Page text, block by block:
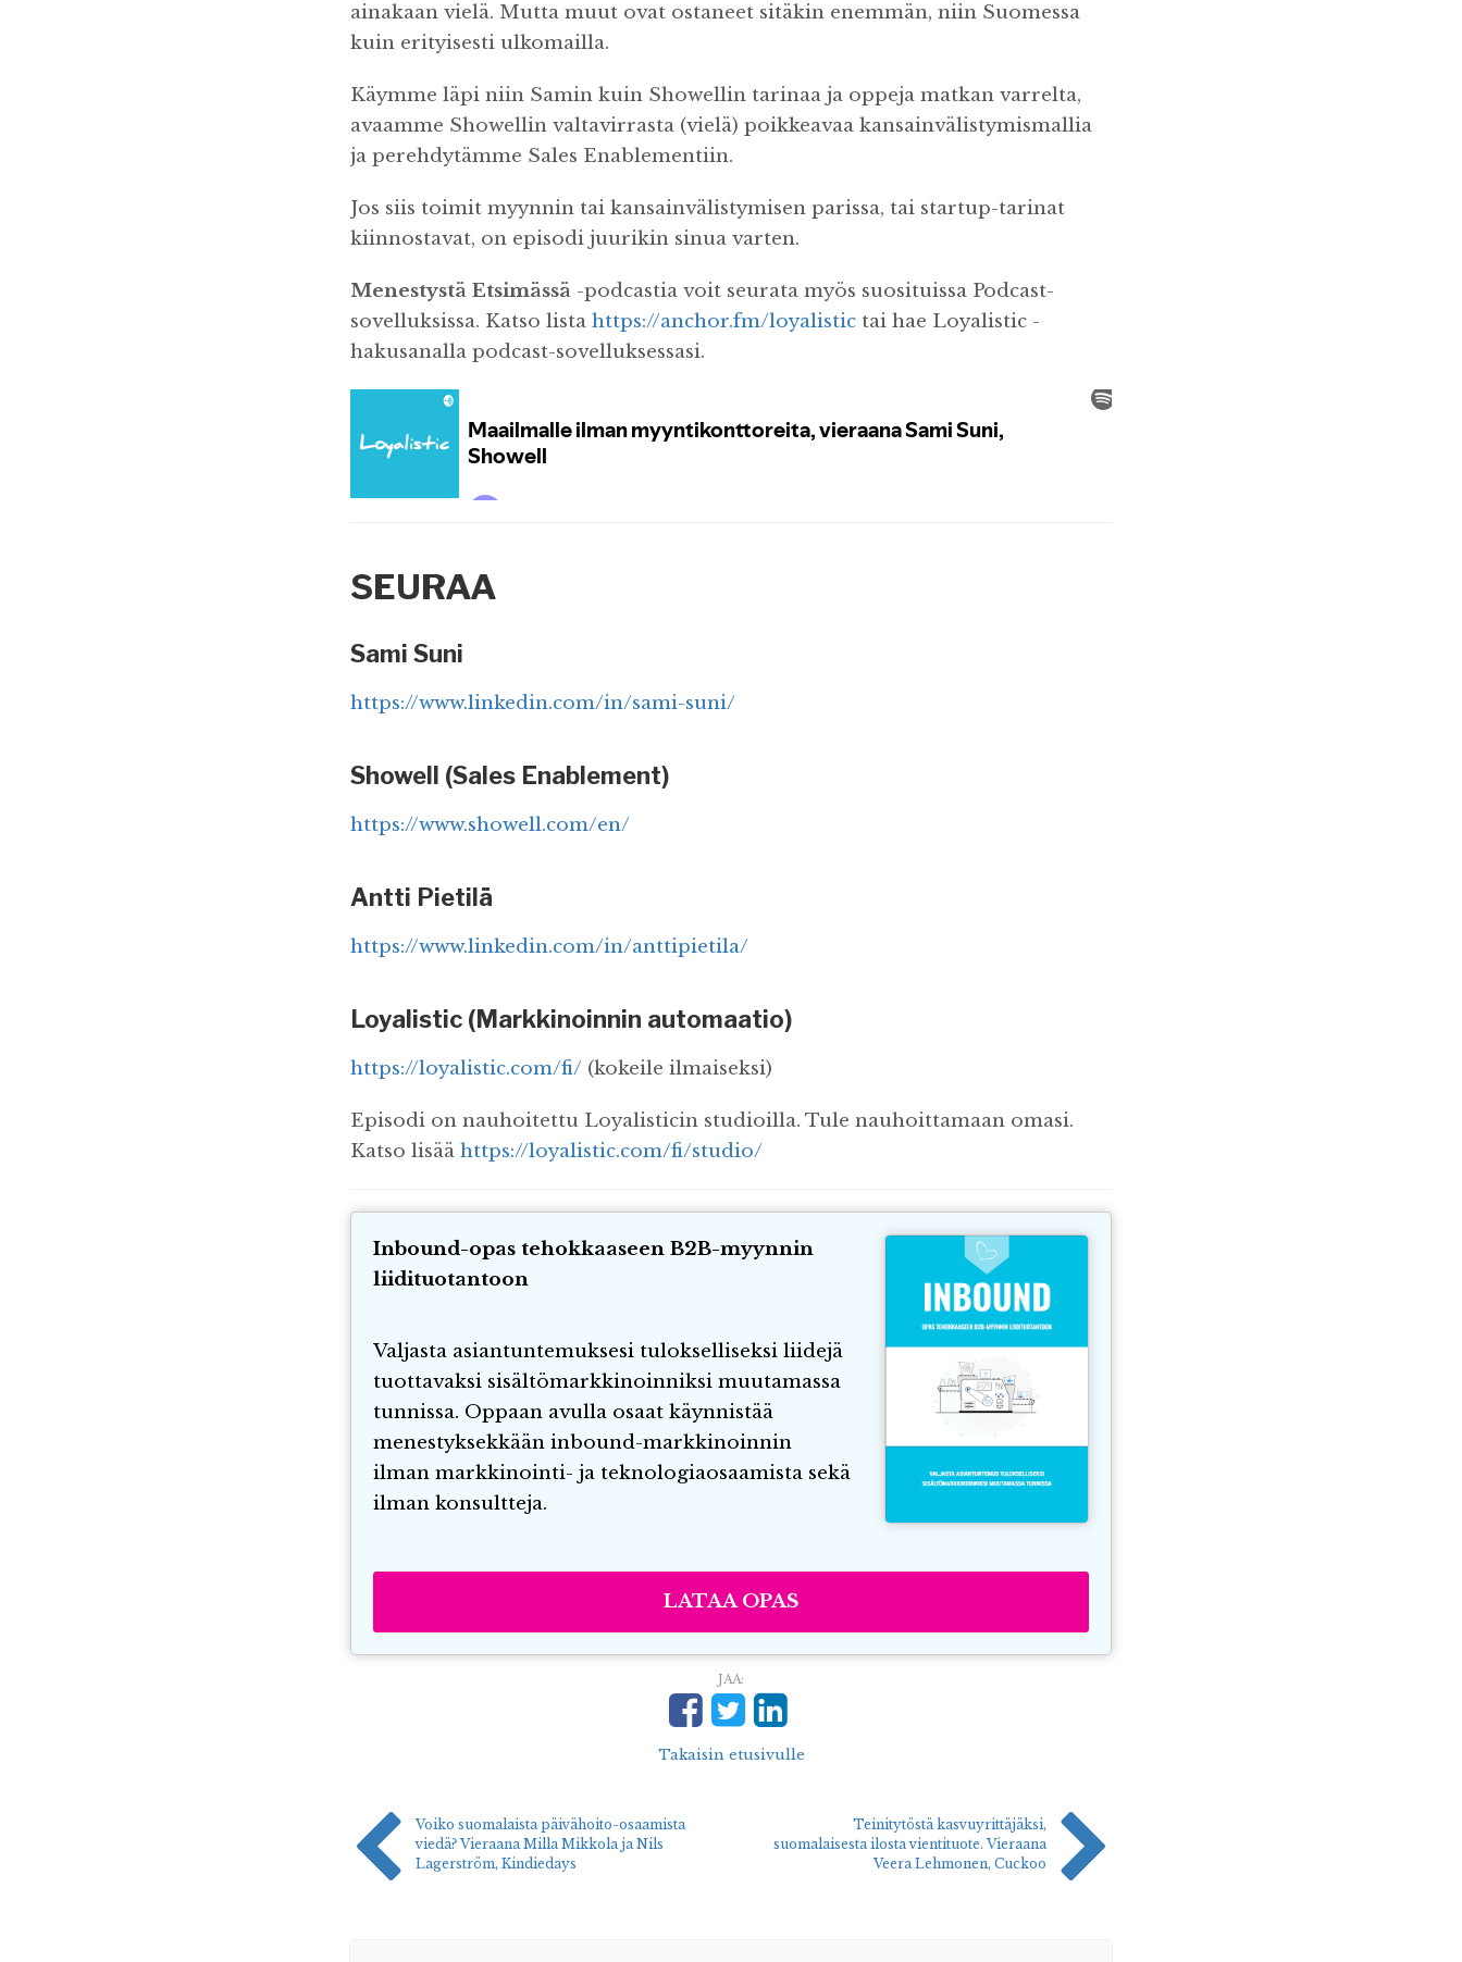
ainakaan vielä. Mutta muut ovat ostaneet sitäkin enemmän, niin Suomessa
kuin erityisesti ulkomailla.
Käymme läpi niin Samin kuin Showellin tarinaa ja oppeja matkan varrelta,
avaamme Showellin valtavirrasta (vielä) poikkeavaa kansainvälistymismallia
ja perehdytämme Sales Enablementiin.
Jos siis toimit myynnin tai kansainvälistymisen parissa, tai startup-tarinat
kiinnostavat, on episodi juurikin sinua varten.
Menestystä Etsimässä -podcastia voit seurata myös suosituissa Podcast-
sovelluksissa. Katso lista https://anchor.fm/loyalistic tai hae Loyalistic -
hakusanalla podcast-sovelluksessasi.
SEURAA
Sami Suni
https://www.linkedin.com/in/sami-suni/
Showell (Sales Enablement)
https://www.showell.com/en/
Antti Pietilä
https://www.linkedin.com/in/anttipietila/
Loyalistic (Markkinoinnin automaatio)
https://loyalistic.com/fi/ (kokeile ilmaiseksi)
Episodi on nauhoitettu Loyalisticin studioilla. Tule nauhoittamaan omasi.
Katso lisää https://loyalistic.com/fi/studio/
Inbound-opas tehokkaaseen B2B-myynnin
liidituotantoon
Valjasta asiantuntemuksesi tulokselliseksi liidejä
tuottavaksi sisältömarkkinoinniksi muutamassa
tunnissa. Oppaan avulla osaat käynnistää
menestyksekkään inbound-markkinoinnin
ilman markkinointi- ja teknologiaosaamista sekä
ilman konsultteja.
LATAA OPAS
JAA:
Takaisin etusivulle
Voiko suomalaista päivähoito-osaamista
viedä? Vieraana Milla Mikkola ja Nils
Lagerström, Kindiedays
Teinitytöstä kasvuyrittäjäksi,
suomalaisesta ilosta vientituote. Vieraana
Veera Lehmonen, Cuckoo